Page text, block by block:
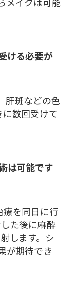
メイクは可能
ける必要が
肝斑などの色
数回受けて
は可能です
療を同日に行
た後に麻酔
します。シ
が期待でき